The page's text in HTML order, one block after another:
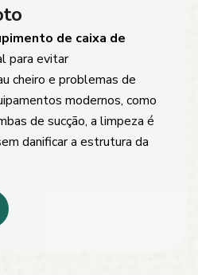
de caixa de
para evitar
cheiro e problemas de
modernos, como
de sucção, a limpeza é
danificar a estrutura da